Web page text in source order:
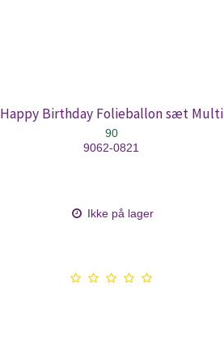
Happy Birthday Folieballon sæt Multi
90
9062-0821
Ikke på lager